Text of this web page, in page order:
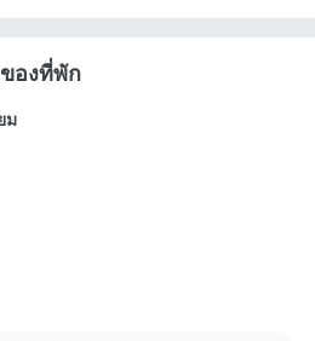
องที่พัก
ม